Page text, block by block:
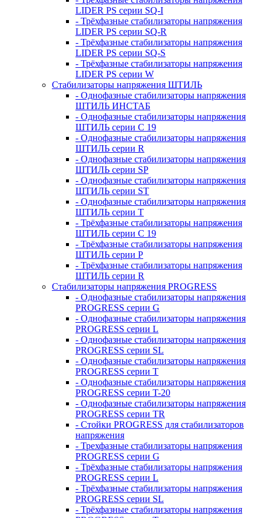
LIDER PS серии SQ-I
- Трёхфазные стабилизаторы напряжения
LIDER PS серии SQ-R
- Трёхфазные стабилизаторы напряжения
LIDER PS серии SQ-S
- Трёхфазные стабилизаторы напряжения
LIDER PS серии W
Стабилизаторы напряжения ШТИЛЬ
- Однофазные стабилизаторы напряжения
ШТИЛЬ ИНСТАБ
- Однофазные стабилизаторы напряжения
ШТИЛЬ серии C 19
- Однофазные стабилизаторы напряжения
ШТИЛЬ серии R
- Однофазные стабилизаторы напряжения
ШТИЛЬ серии SP
- Однофазные стабилизаторы напряжения
ШТИЛЬ серии ST
- Однофазные стабилизаторы напряжения
ШТИЛЬ серии T
- Трёхфазные стабилизаторы напряжения
ШТИЛЬ серии C 19
- Трёхфазные стабилизаторы напряжения
ШТИЛЬ серии P
- Трёхфазные стабилизаторы напряжения
ШТИЛЬ серии R
Стабилизаторы напряжения PROGRESS
- Однофазные стабилизаторы напряжения
PROGRESS серии G
- Однофазные стабилизаторы напряжения
PROGRESS серии L
- Однофазные стабилизаторы напряжения
PROGRESS серии SL
- Однофазные стабилизаторы напряжения
PROGRESS серии T
- Однофазные стабилизаторы напряжения
PROGRESS серии T-20
- Однофазные стабилизаторы напряжения
PROGRESS серии TR
- Стойки PROGRESS для стабилизаторов
напряжения
- Трехфазные стабилизаторы напряжения
PROGRESS серии G
- Трёхфазные стабилизаторы напряжения
PROGRESS серии L
- Трёхфазные стабилизаторы напряжения
PROGRESS серии SL
- Трёхфазные стабилизаторы напряжения